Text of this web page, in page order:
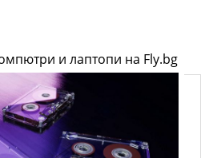
и лаптопи на Fly.bg